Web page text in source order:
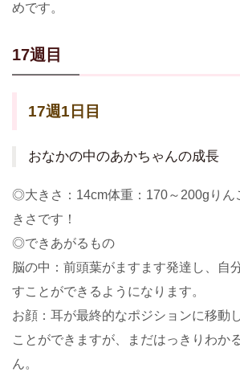
めです。
17週目
17週1日目
おなかの中のあかちゃんの成長
◎大きさ：14cm体重：170～200gりん
きさです！
◎できあがるもの
脳の中：前頭葉がますます発達し、自
すことができるようになります。
お顔：耳が最終的なポジションに移動
ことができますが、まだはっきりわか
ん。